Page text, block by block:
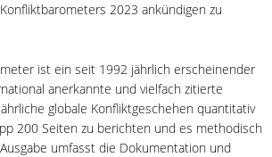
2023 ankündigen zu
ist ein seit 1992 jährlich erscheinender
anerkannte und vielfach zitierte
globale Konfliktgeschehen quantitativ
200 Seiten zu berichten und es methodisch
umfasst die Dokumentation und